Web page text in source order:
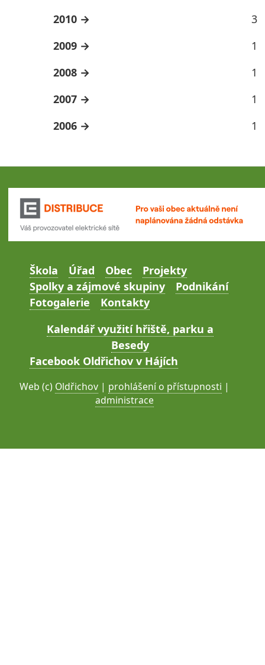
2010
3
2009
1
2008
1
2007
1
2006
1
Škola Úřad Obec
Projekty
Spolky a zájmové skupiny
Podnikání
Fotogalerie
Kontakty
Kalendář využití hřiště, parku a
Besedy
Facebook Oldřichov v Hájích
Web (c) Oldřichov | prohlášení o přístupnosti |
administrace